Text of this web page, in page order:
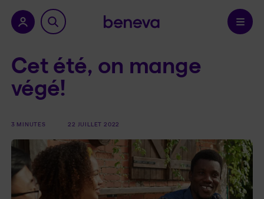
province.Confirmer
Cet été, on mange
végé!
3 MINUTES 22 JUILLET 2022